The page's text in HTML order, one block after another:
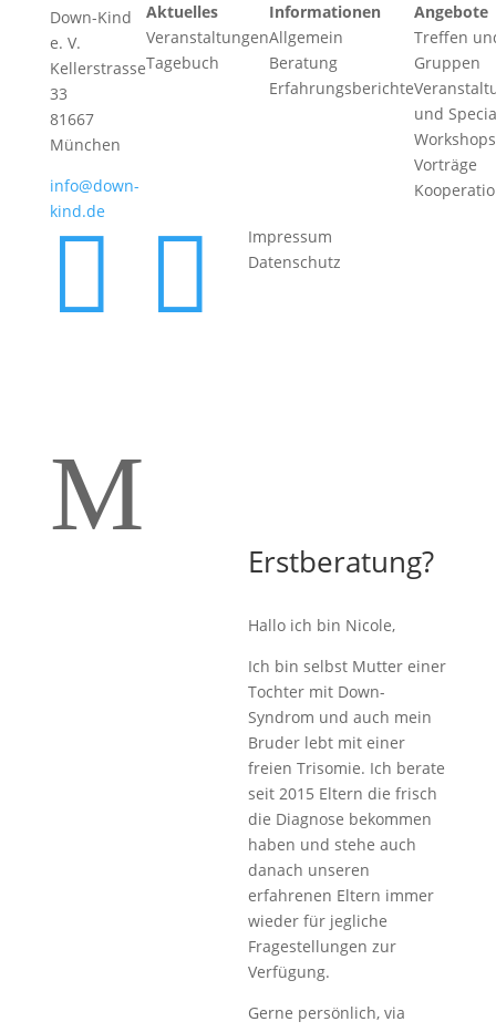
Down-Kind
e. V.
Kellerstrasse
33
81667
München
info@down-
kind.de
Aktuelles
Veranstaltungen
Tagebuch
Informationen
Allgemein
Beratung
Erfahrungsberichte
Angebote
Treffen
Gruppen
und
Vorträge
 
Impressum
Datenschutz
M
Erstberatung?
Hallo ich bin Nicole,
Ich bin selbst Mutter einer
Tochter mit Down-
Syndrom und auch mein
Bruder lebt mit einer
freien Trisomie. Ich berate
seit 2015 Eltern die frisch
die Diagnose bekommen
haben und stehe auch
danach unseren
erfahrenen Eltern immer
wieder für jegliche
Fragestellungen zur
Verfügung.
Gerne persönlich, via